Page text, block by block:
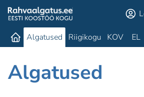
Algatused Riigikogu KOV EL
Algatused